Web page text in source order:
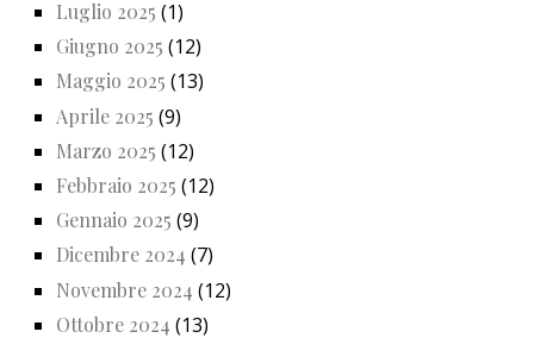
Luglio 2025 (1)
Giugno 2025 (12)
Maggio 2025 (13)
Aprile 2025 (9)
Marzo 2025 (12)
Febbraio 2025 (12)
Gennaio 2025 (9)
Dicembre 2024 (7)
Novembre 2024 (12)
Ottobre 2024 (13)